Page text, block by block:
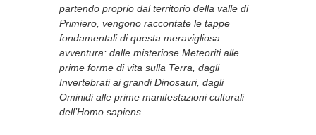
partendo proprio dal territorio della valle di
Primiero, vengono raccontate le tappe
fondamentali di questa meravigliosa
avventura: dalle misteriose Meteoriti alle
prime forme di vita sulla Terra, dagli
Invertebrati ai grandi Dinosauri, dagli
Ominidi alle prime manifestazioni culturali
dell’Homo sapiens.